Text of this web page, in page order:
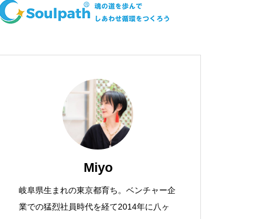
Miyo
岐阜県生まれの東京都育ち。ベンチャー企
業での猛烈社員時代を経て2014年に八ヶ